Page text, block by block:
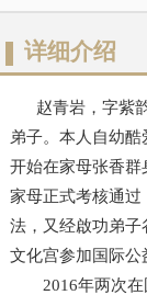
详细介绍
赵青岩，字紫韵
弟子。本人自幼
开始在家母张香群
家母正式考核通过
法，又经啟功弟子
文化宫参加国际公
2016年两次